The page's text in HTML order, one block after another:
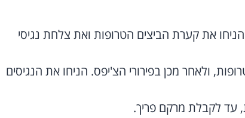
את קערת הביצים הטרופות ואת צלחת נגיסי
ולאחר מכן בפירורי הצ'יפס. הניחו את הנגיסים